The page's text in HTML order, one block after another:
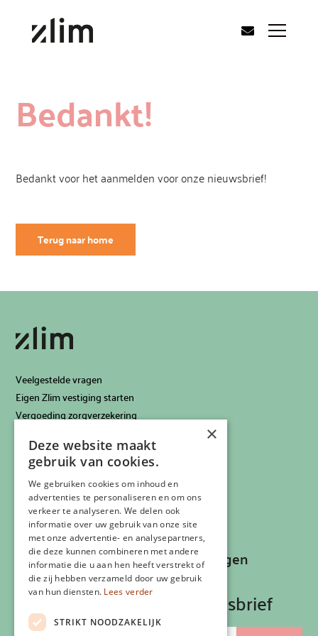
Bedankt!
Bedankt voor het aanmelden voor onze nieuwsbrief!
Terug naar home
Veelgestelde vragen
Eigen Zlim vestiging starten
Vergoeding zorgverzekering
Privacyverklaring
Cookiebeleid
Klachtenregeling
Algemene voorwaarden
Contactgegevens
Recepten, inspiratie en aanbiedingen
ontvangen?
Schrijf je in op onze nieuwsbrief
×
Deze website maakt
gebruik van cookies.
We gebruiken cookies om inhoud en
advertenties te personaliseren en om ons
verkeer te analyseren. We delen ook
informatie over uw gebruik van onze site
met onze advertentie- en analysepartners,
die deze kunnen combineren met andere
informatie die u aan hen heeft verstrekt of
die zij hebben verzameld door uw gebruik
van hun diensten. Lees verder
STRIKT NOODZAKELIJK